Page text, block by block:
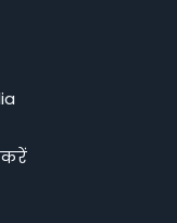
करें